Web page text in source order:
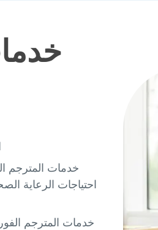
خدمات المترجم
احتياجات الرعاية
خدمات المترجم